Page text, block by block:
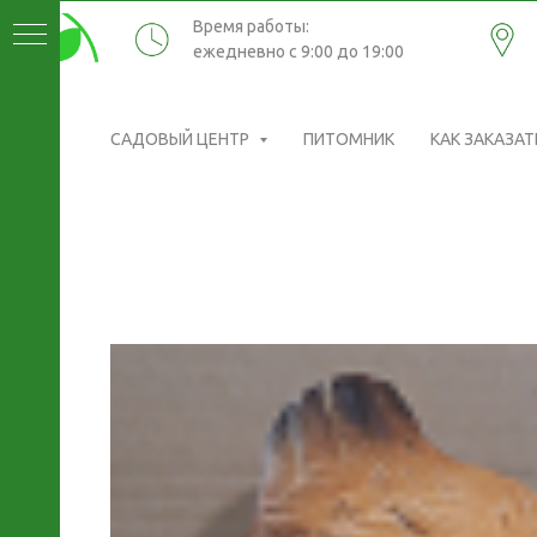
Время работы:
ежедневно с 9:00 до 19:00
САДОВЫЙ ЦЕНТР ПИТОМНИК КАК